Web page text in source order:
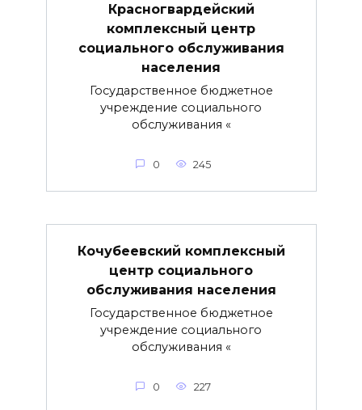
Красногвардейский
комплексный центр
социального обслуживания
населения
Государственное бюджетное
учреждение социального
обслуживания «
0 245
Кочубеевский комплексный
центр социального
обслуживания населения
Государственное бюджетное
учреждение социального
обслуживания «
0 227